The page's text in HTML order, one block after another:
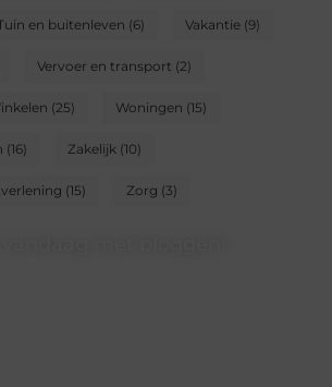
en buitenleven (6) Vakantie(9)
Vervoer en transport (2)
(25) Woningen (15)
(16) Zakelijk (10)
(15) Zorg (3)